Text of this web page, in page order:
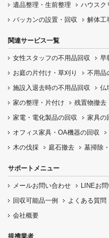
遺品整理・生前整理
ハウスク
バッカンの設置・回収
解体工
関連サービス一覧
女性スタッフの不用品回収 早
お庭の片付け・ 草刈り 不用品
施設入退去時の不用品回収 仏
家の整理・片付け
残置物撤去
家電・電化製品の回収
家具の
オフィス家具 ・OA機器の回収
木の伐採
庭石撤去 墓掃除
サポートメニュー
メールお問い合わせ LINEお
回収可能品一例
よくある質問
会社概要
提携業者